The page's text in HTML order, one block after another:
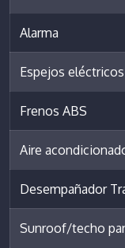
Alarma
Espejos eléctricos
Frenos ABS
Aire
Desempañador
Sunroof/techo